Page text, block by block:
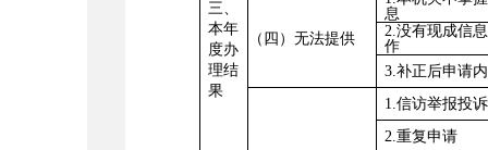
三、
本年
度办
理结
果
（四）无法提供
息
2.没有现成信
作
3.补正后申请
1.信访举报投
2.重复申请